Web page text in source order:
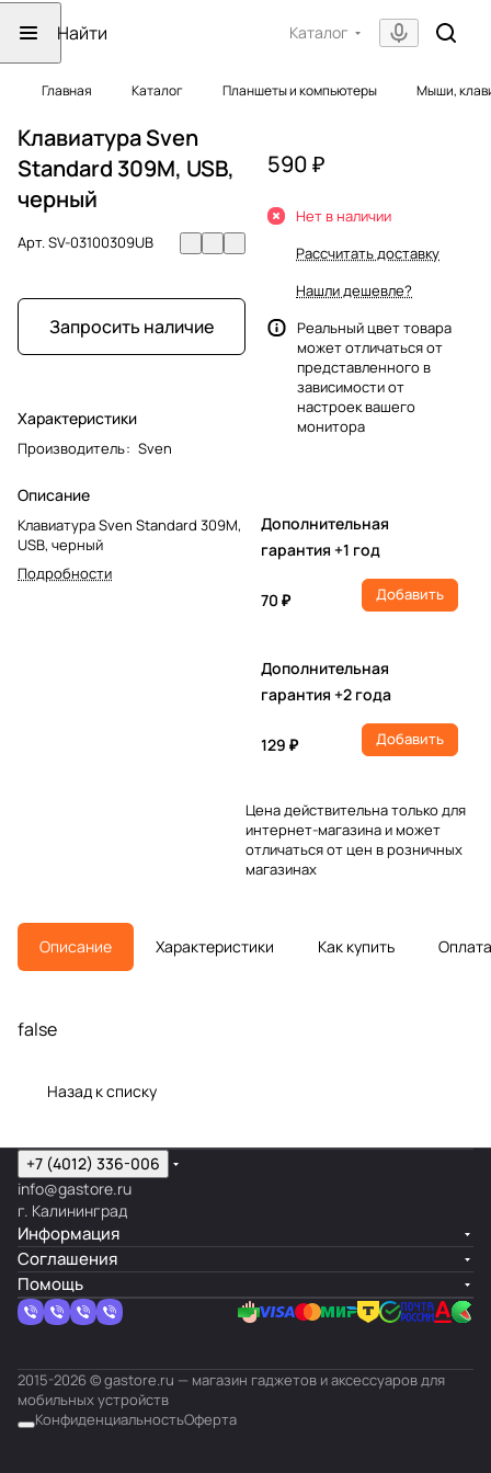
Каталог
Главная Каталог Планшеты и компьютеры Мыши,
Клавиатура Sven
Standard 309M, USB,
черный
Арт.SV-03100309UB
Запросить наличие
Характеристики
Производитель: Sven
Описание
Клавиатура Sven Standard 309M,
USB, черный
Подробности
590 ₽
Нет в наличии
Рассчитать доставку
Нашли дешевле?
Реальный цвет товара
может отличаться от
представленного в
зависимости от
настроек вашего
монитора
Дополнительная
гарантия +1 год
70 ₽ Добавить
Дополнительная
гарантия +2 года
129 ₽ Добавить
Цена действительна только для
интернет-магазина и может
отличаться от цен в розничных
магазинах
Описание Характеристики Как купить Оплата
false
Назад к списку
+7 (4012) 336-006
info@gastore.ru
г. Калининград
Информация
Соглашения
Помощь
2015-2026 © gastore.ru — магазин гаджетов и аксессуаров для
мобильных устройств
КонфиденциальностьОферта